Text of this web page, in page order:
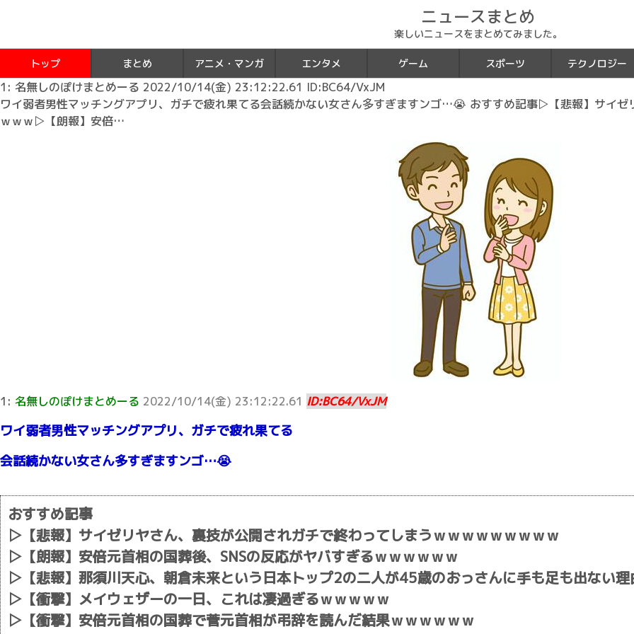
ニュースまとめ
楽しいニュースをまとめてみました。
トップ まとめ アニメ・マンガ エンタメ ゲーム スポーツ テクノロジー
1: 名無しのぽけまとめーる 2022/10/14(金) 23:12:22.61 ID:BC64/VxJM
ワイ弱者男性マッチングアプリ、ガチで疲れ果てる会話続かない女さん多すぎますンゴ…😭 おすすめ記事▷【悲報】サイ
ｗｗｗ▷【朗報】安倍…
1: 名無しのぽけまとめーる 2022/10/14(金) 23:12:22.61 ID:BC64/VxJM
ワイ弱者男性マッチングアプリ、ガチで疲れ果てる
会話続かない女さん多すぎますンゴ…😭
おすすめ記事
▷ 【悲報】サイゼリヤさん、裏技が公開されガチで終わってしまうｗｗｗｗｗｗｗｗｗ
▷ 【朗報】安倍元首相の国葬後、SNSの反応がヤバすぎるｗｗｗｗｗｗ
▷ 【悲報】那須川天心、朝倉未来という日本トップ2の二人が45歳のおっさんに手も足も出ない
▷ 【衝撃】メイウェザーの一日、これは凄過ぎるｗｗｗｗｗ
▷ 【衝撃】安倍元首相の国葬で菅元首相が弔辞を読んだ結果ｗｗｗｗｗｗ